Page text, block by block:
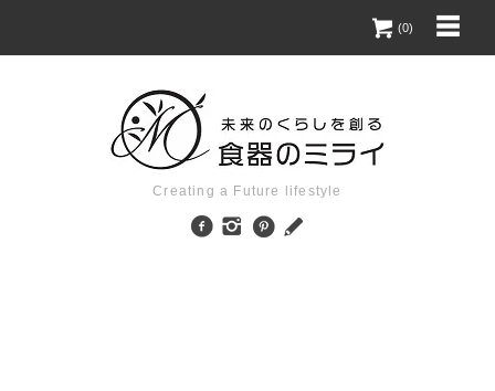
(0)
Creating a Future lifestyle